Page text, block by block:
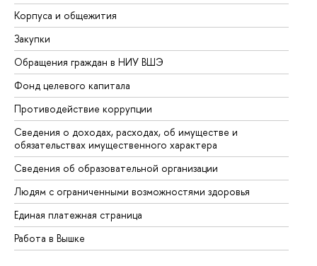
Корпуса и общежития
Закупки
Обращения граждан в НИУ ВШЭ
Фонд целевого капитала
Противодействие коррупции
Сведения о доходах, расходах, об имуществе и
обязательствах имущественного характера
Сведения об образовательной организации
Людям с ограниченными возможностями здоровья
Единая платежная страница
Работа в Вышке